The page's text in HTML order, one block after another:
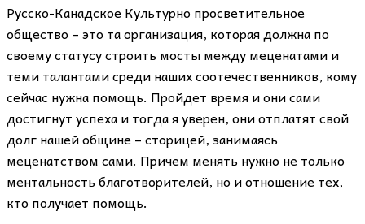
Русско-Канадское Культурно просветительное
общество – это та организация, которая должна по
своему статусу строить мосты между меценатами и
теми талантами среди наших соотечественников, кому
сейчас нужна помощь. Пройдет время и они сами
достигнут успеха и тогда я уверен, они отплатят свой
долг нашей общине – сторицей, занимаясь
меценатством сами. Причем менять нужно не только
ментальность благотворителей, но и отношение тех,
кто получает помощь.